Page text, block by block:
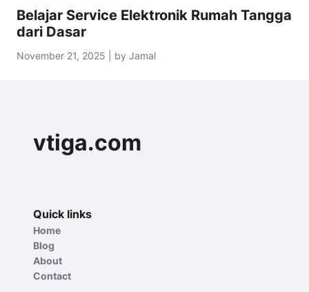
Belajar Service Elektronik Rumah Tangga
dari Dasar
November 21, 2025 | by Jamal
vtiga.com
Quick links
Home
Blog
About
Contact